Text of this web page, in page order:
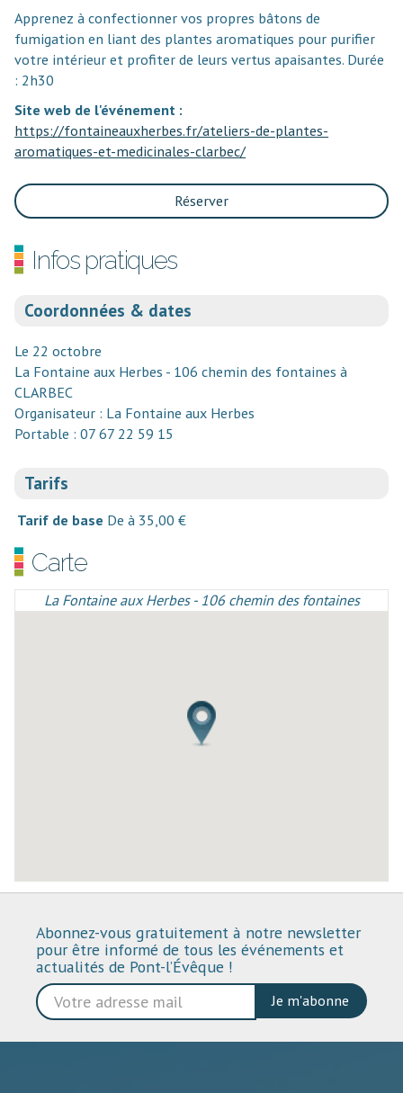
Apprenez à confectionner vos propres bâtons de
fumigation en liant des plantes aromatiques pour purifier
votre intérieur et profiter de leurs vertus apaisantes. Durée
: 2h30
Site web de l'événement :
https://fontaineauxherbes.fr/ateliers-de-plantes-
aromatiques-et-medicinales-clarbec/
Réserver
Infos pratiques
Coordonnées & dates
Le 22 octobre
La Fontaine aux Herbes - 106 chemin des fontaines à
CLARBEC
Organisateur : La Fontaine aux Herbes
Portable : 07 67 22 59 15
Tarifs
Tarif de base De à 35,00 €
Carte
La Fontaine aux Herbes - 106 chemin des fontaines
Abonnez-vous gratuitement à notre newsletter
pour être informé de tous les événements et
actualités de Pont-l’Évêque !
Je m'abonne